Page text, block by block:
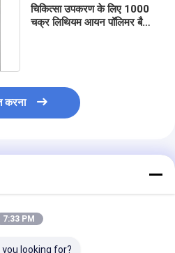
चिकित्सा उपकरण के लिए 1000
चक्र लिथियम आयन पॉलिमर बैटरी
करना
7:33 PM
looking for?